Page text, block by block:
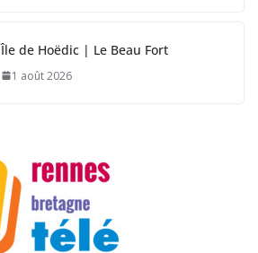
Île de Hoëdic | Le Beau Fort
1 août 2026